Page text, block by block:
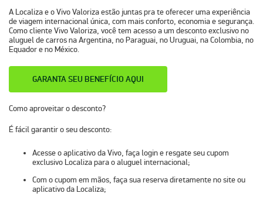
A Localiza e o Vivo Valoriza estão juntas pra te oferecer uma experiência
de viagem internacional única, com mais conforto, economia e segurança.
Como cliente Vivo Valoriza, você tem acesso a um desconto exclusivo no
aluguel de carros na Argentina, no Paraguai, no Uruguai, na Colombia, no
Equador e no México.
GARANTA SEU BENEFÍCIO AQUI
Como aproveitar o desconto?
É fácil garantir o seu desconto:
Acesse o aplicativo da Vivo, faça login e resgate seu cupom
exclusivo Localiza para o aluguel internacional;
Com o cupom em mãos, faça sua reserva diretamente no site ou
aplicativo da Localiza;